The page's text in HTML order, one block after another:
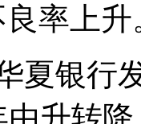
率上升
银行发
由升转